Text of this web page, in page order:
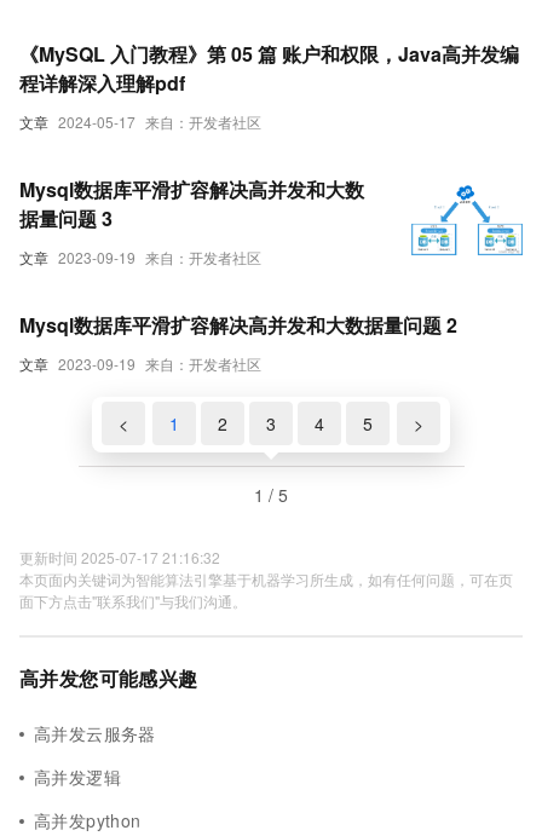
文章 2024-05-17 来自：开发者社区
《MySQL 入门教程》第 05 篇 账户和权限，Java高并发编
程详解深入理解pdf
文章 2023-09-19 来自：开发者社区
Mysql数据库平滑扩容解决高并发和大数
据量问题 3
文章 2023-09-19 来自：开发者社区
Mysql数据库平滑扩容解决高并发和大数据量问题 2
< 1 2 3 4 5 >
1 / 5
更新时间 2025-07-17 21:16:32
本页面内关键词为智能算法引擎基于机器学习所生成，如有任何问题，可在页
面下方点击"联系我们"与我们沟通。
高并发您可能感兴趣
高并发云服务器
高并发逻辑
高并发python